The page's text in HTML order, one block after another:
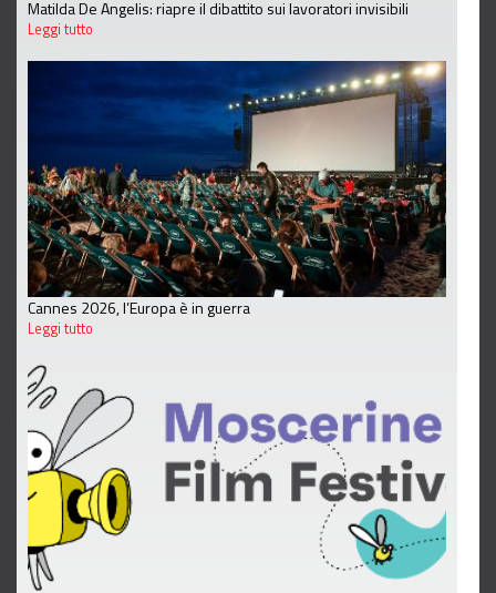
Matilda De Angelis: riapre il dibattito sui lavoratori invisibili
Leggi tutto
Cannes 2026, l’Europa è in guerra
Leggi tutto